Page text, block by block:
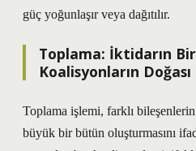
güç yoğunlaşır veya dağıtılır.
Toplama: İktidarın
Koalisyonların Doğası
Toplama işlemi, farklı
büyük bir bütün oluşturmasını